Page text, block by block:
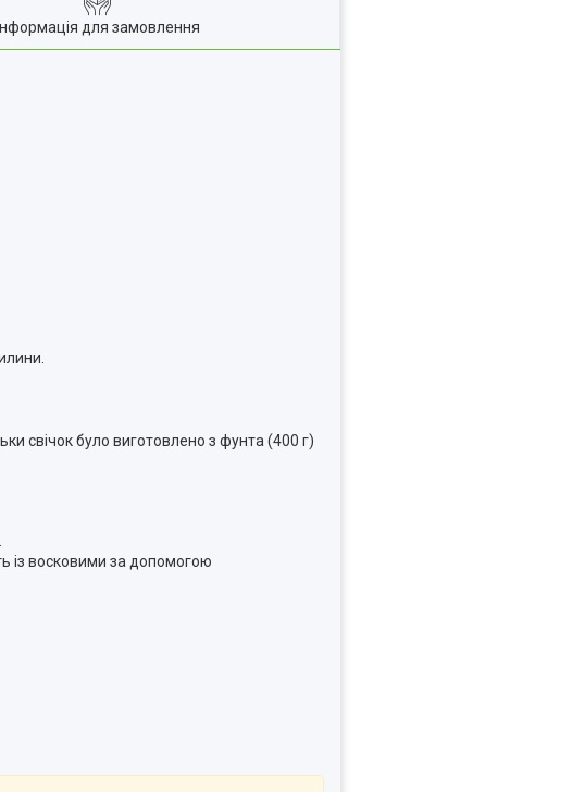
Інформація для замовлення
свічок було виготовлено з фунта (400 г)
із восковими за допомогою